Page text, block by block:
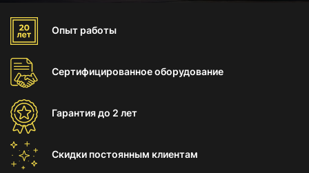
Опыт работы
Сертифицированноеоборудование
Гарантиядо 2 лет
Скидки постоянным клиентам